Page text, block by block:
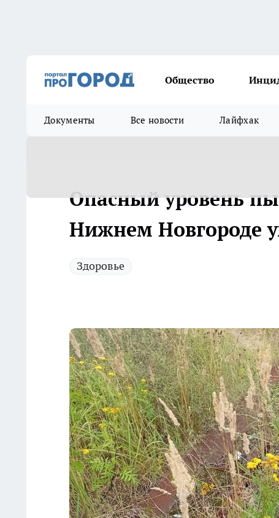
Общество
Документы Все новости Лайфхак
Опасный уровень
Нижнем Новгороде
Здоровье